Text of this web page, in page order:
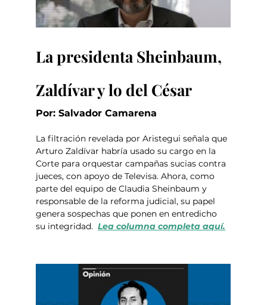
La presidenta Sheinbaum,
Zaldívar y lo del César
Por: Salvador Camarena
La filtración revelada por Aristegui señala que
Arturo Zaldívar habría usado su cargo en la
Corte para orquestar campañas sucias contra
jueces, con apoyo de Televisa. Ahora, como
parte del equipo de Claudia Sheinbaum y
responsable de la reforma judicial, su papel
genera sospechas que ponen en entredicho
su integridad. Lea columna completa aquí.